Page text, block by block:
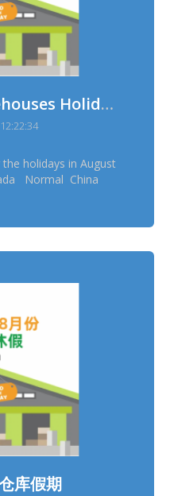
August 2026 Warehouses Holidays
holidays in August
Normal China
Erftstadt Normal
in advance
will be suspended
and sorry for the
*Warehouses
changes, this
prevail
库假期